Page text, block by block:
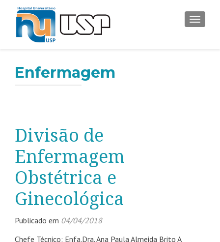
Enfermagem
Divisão de
Enfermagem
Obstétrica e
Ginecológica
Publicado em 04/04/2018
Chefe Técnico: Enfa.Dra. Ana Paula Almeida Brito A